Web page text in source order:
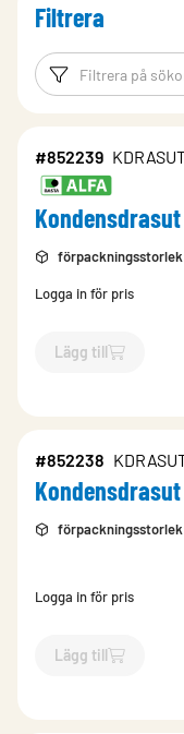
Filtrera
Filtreringsord
#852239
Kondensdrasut
förpackningsstorlek
Logga in för pris
Lägg till
`$Lägg till
#852238
Kondensdrasut
förpackningsstorlek
Logga in för pris
Lägg till
`$Lägg till